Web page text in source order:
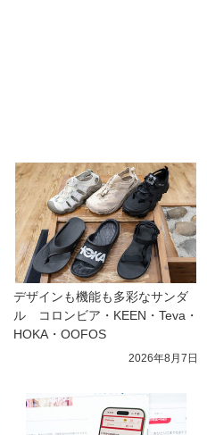
デザインも機能も多彩なサンダ
ル　コロンビア・KEEN・Teva・
HOKA・OOFOS
2026年8月7日